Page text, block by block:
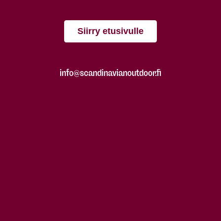
Siirry etusivulle
info@scandinavianoutdoor.fi